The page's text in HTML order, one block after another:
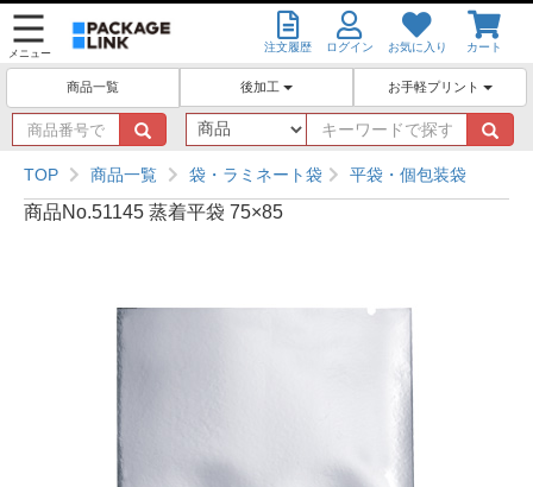
メニュー 注文履歴 ログイン お気に入り カート
商品一覧 後加工 お手軽プリント
商
品
番
号
で
キ
ー
ワ
ー
TOP 商品一覧 袋・ラミネート袋 平袋・個包装袋
商品No.51145 蒸着平袋 75×85